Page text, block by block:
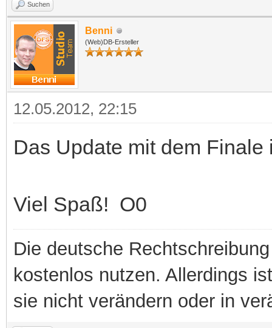
Suchen
Benni
(Web)DB-Ersteller
12.05.2012, 22:15
Das Update mit dem
Viel Spaß! O0
Die deutsche
kostenlos nutzen. Allerdings
sie nicht verändern oder in